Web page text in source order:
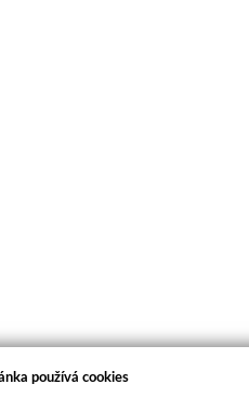
používá cookies